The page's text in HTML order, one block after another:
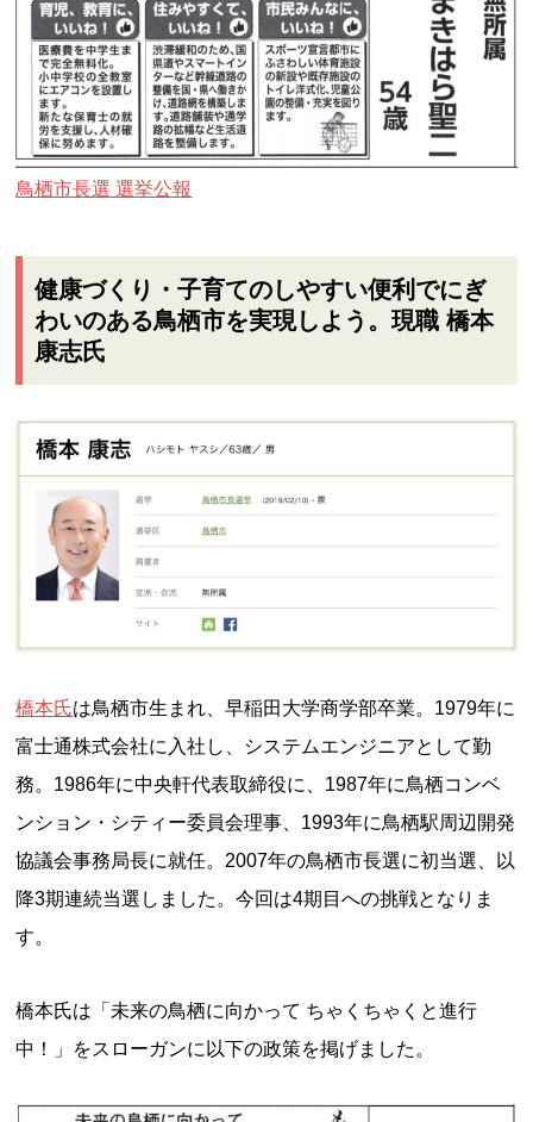
鳥栖市長選 選挙公報
健康づくり・子育てのしやすい便利でにぎ
わいのある鳥栖市を実現しよう。現職 橋本
康志氏
橋本氏は鳥栖市生まれ、早稲田大学商学部卒業。1979年に
富士通株式会社に入社し、システムエンジニアとして勤
務。1986年に中央軒代表取締役に、1987年に鳥栖コンベ
ンション・シティー委員会理事、1993年に鳥栖駅周辺開発
協議会事務局長に就任。2007年の鳥栖市長選に初当選、以
降3期連続当選しました。今回は4期目への挑戦となりま
す。
橋本氏は「未来の鳥栖に向かって ちゃくちゃくと進行
中！」をスローガンに以下の政策を掲げました。